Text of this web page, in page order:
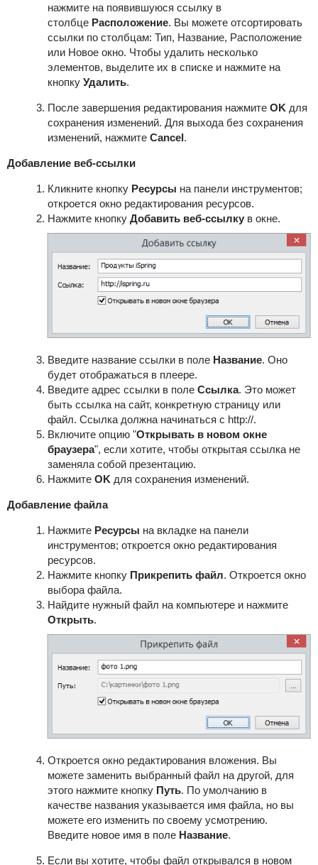
нажмите на появившуюся ссылку в
столбце Расположение. Вы можете отсортировать
ссылки по столбцам: Тип, Название, Расположение
или Новое окно. Чтобы удалить несколько
элементов, выделите их в списке и нажмите на
кнопку Удалить.
После завершения редактирования нажмите OK для
сохранения изменений. Для выхода без сохранения
изменений, нажмите Cancel.
Добавление веб-ссылки
Кликните кнопку Ресурсы на панели инструментов;
откроется окно редактирования ресурсов.
Нажмите кнопку Добавить веб-ссылкув окне.
Введите название ссылки в поле Название. Оно
будет отображаться в плеере.
Введите адрес ссылки в поле Ссылка. Это может
быть ссылка на сайт, конкретную страницу или
файл. Ссылка должна начинаться с http://.
Включите опцию "Открывать в новом окне
браузера", если хотите, чтобы открытая ссылка не
заменяла собой презентацию.
Нажмите OK для сохранения изменений.
Добавление файла
Нажмите Ресурсы на вкладке на панели
инструментов; откроется окно редактирования
ресурсов.
Нажмите кнопку Прикрепить файл. Откроется окно
выбора файла.
Найдите нужный файл на компьютере и нажмите
Открыть.
Откроется окно редактирования вложения. Вы
можете заменить выбранный файл на другой, для
этого нажмите кнопку Путь. По умолчанию в
качестве названия указывается имя файла, но вы
можете его изменить по своему усмотрению.
Введите новое имя в поле Название.
Если вы хотите, чтобы файл открывался в новом